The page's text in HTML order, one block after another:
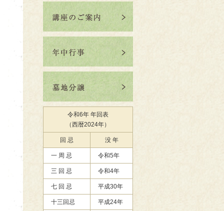
令和6年 年回表
（西暦2024年）
回 忌 没 年
一 周 忌 令和5年
三 回 忌 令和4年
七 回 忌 平成30年
十三回忌 平成24年